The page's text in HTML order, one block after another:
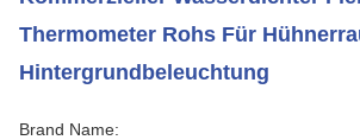
Thermometer Rohs Für
Hintergrundbeleuchtung
Brand Name: